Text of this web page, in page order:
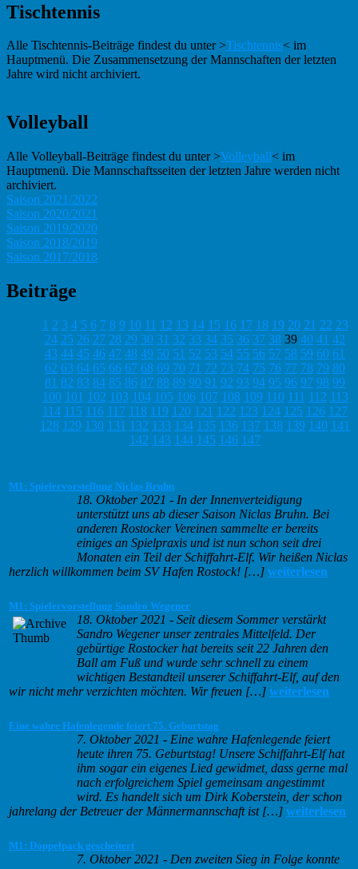
Tischtennis
Alle Tischtennis-Beiträge findest du unter >Tischtennis< im
Hauptmenü. Die Zusammensetzung der Mannschaften der letzten
Jahre wird nicht archiviert.
Volleyball
Alle Volleyball-Beiträge findest du unter >Volleyball< im
Hauptmenü. Die Mannschaftsseiten der letzten Jahre werden nicht
archiviert.
Saison 2021/2022
Saison 2020/2021
Saison 2019/2020
Saison 2018/2019
Saison 2017/2018
Beiträge
1 2 3 4 5 6 7 8 9 10 11 12 13 14 15 16 17 18 19 20 21 22 23
24 25 26 27 28 29 30 31 32 33 34 35 36 37 38 39 40 41 42
43 44 45 46 47 48 49 50 51 52 53 54 55 56 57 58 59 60 61
62 63 64 65 66 67 68 69 70 71 72 73 74 75 76 77 78 79 80
81 82 83 84 85 86 87 88 89 90 91 92 93 94 95 96 97 98 99
100 101 102 103 104 105 106 107 108 109 110 111 112 113
114 115 116 117 118 119 120 121 122 123 124 125 126 127
128 129 130 131 132 133 134 135 136 137 138 139 140 141
142 143 144 145 146 147
M1: Spielervorstellung Niclas Bruhn
18. Oktober 2021 - In der Innenverteidigung
unterstützt uns ab dieser Saison Niclas Bruhn. Bei
anderen Rostocker Vereinen sammelte er bereits
einiges an Spielpraxis und ist nun schon seit drei
Monaten ein Teil der Schiffahrt-Elf. Wir heißen Niclas
herzlich willkommen beim SV Hafen Rostock! […] weiterlesen
M1: Spielervorstellung Sandro Wegener
18. Oktober 2021 - Seit diesem Sommer verstärkt
Sandro Wegener unser zentrales Mittelfeld. Der
gebürtige Rostocker hat bereits seit 22 Jahren den
Ball am Fuß und wurde sehr schnell zu einem
wichtigen Bestandteil unserer Schiffahrt-Elf, auf den
wir nicht mehr verzichten möchten. Wir freuen […] weiterlesen
Eine wahre Hafenlegende feiert 75. Geburtstag
7. Oktober 2021 - Eine wahre Hafenlegende feiert
heute ihren 75. Geburtstag! Unsere Schiffahrt-Elf hat
ihm sogar ein eigenes Lied gewidmet, dass gerne mal
nach erfolgreichem Spiel gemeinsam angestimmt
wird. Es handelt sich um Dirk Koberstein, der schon
jahrelang der Betreuer der Männermannschaft ist […] weiterlesen
M1: Doppelpack gescheitert
7. Oktober 2021 - Den zweiten Sieg in Folge konnte